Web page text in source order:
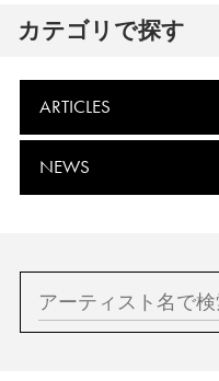
カテゴリで探す
ARTICLES
NEWS